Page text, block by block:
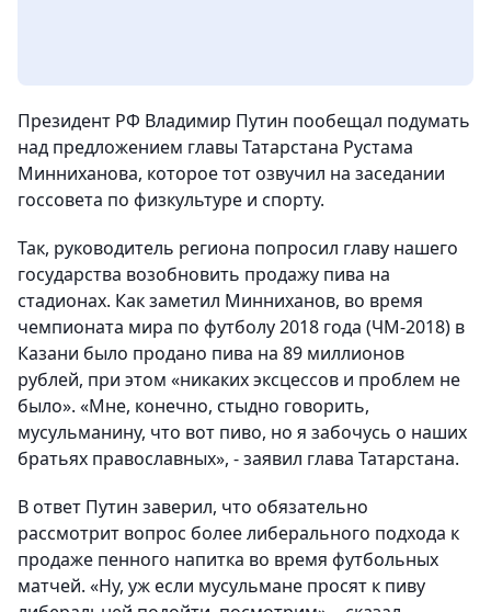
Президент РФ Владимир Путин пообещал подумать
над предложением главы Татарстана Рустама
Минниханова, которое тот озвучил на заседании
госсовета по физкультуре и спорту.
Так, руководитель региона попросил главу нашего
государства возобновить продажу пива на
стадионах. Как заметил Минниханов, во время
чемпионата мира по футболу 2018 года (ЧМ-2018) в
Казани было продано пива на 89 миллионов
рублей, при этом «никаких эксцессов и проблем не
было». «Мне, конечно, стыдно говорить,
мусульманину, что вот пиво, но я забочусь о наших
братьях православных», - заявил глава Татарстана.
В ответ Путин заверил, что обязательно
рассмотрит вопрос более либерального подхода к
продаже пенного напитка во время футбольных
матчей. «Ну, уж если мусульмане просят к пиву